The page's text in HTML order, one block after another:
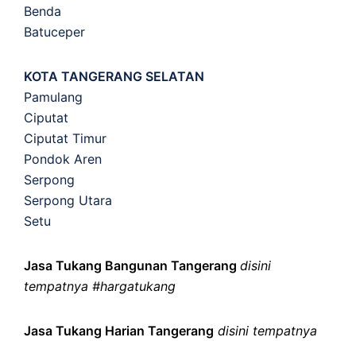
Benda
Batuceper
KOTA TANGERANG SELATAN
Pamulang
Ciputat
Ciputat Timur
Pondok Aren
Serpong
Serpong Utara
Setu
Jasa Tukang Bangunan Tangerang disini
tempatnya #hargatukang
Jasa Tukang Harian Tangerang disini tempatnya